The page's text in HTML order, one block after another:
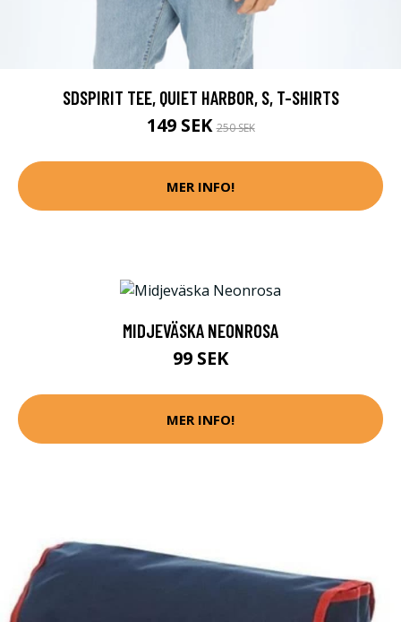
SDSPIRIT TEE, QUIET HARBOR, S, T-SHIRTS
149 SEK250 SEK
MER INFO!
MIDJEVÄSKA NEONROSA
99 SEK
MER INFO!